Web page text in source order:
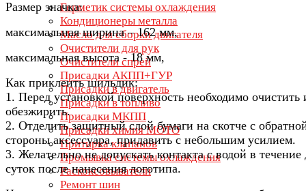
Герметик системы охлаждения
Кондиционеры металла
Масло для сборки двигателя
Очистители для рук
Очистители спрей
Присадки АКПП+ГУР
Присадки в двигатель
Присадки в топливо
Присадки МКПП
Присадки химия МОТО
Притирка клапанов
Промывка системы охлаждения
Раскоксовыватели
Ремонт шин
Размер значка:
максимальная ширина – 162 мм,
максимальная высота - 18 мм,
Как приклеить шильдик:
1. Перед установкой поверхность необходимо очистить
обезжирить.
2. Отделить защитный слой бумаги на скотче с
стороны аксессуара, придавить с небольшим усилием.
3. Желательно не допускать контакта с водой в течение
суток после нанесения логотипа.